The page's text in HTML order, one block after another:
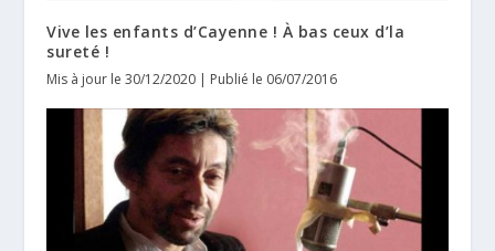
Vive les enfants d’Cayenne ! À bas ceux d’la
sureté !
Mis à jour le 30/12/2020 | Publié le 06/07/2016